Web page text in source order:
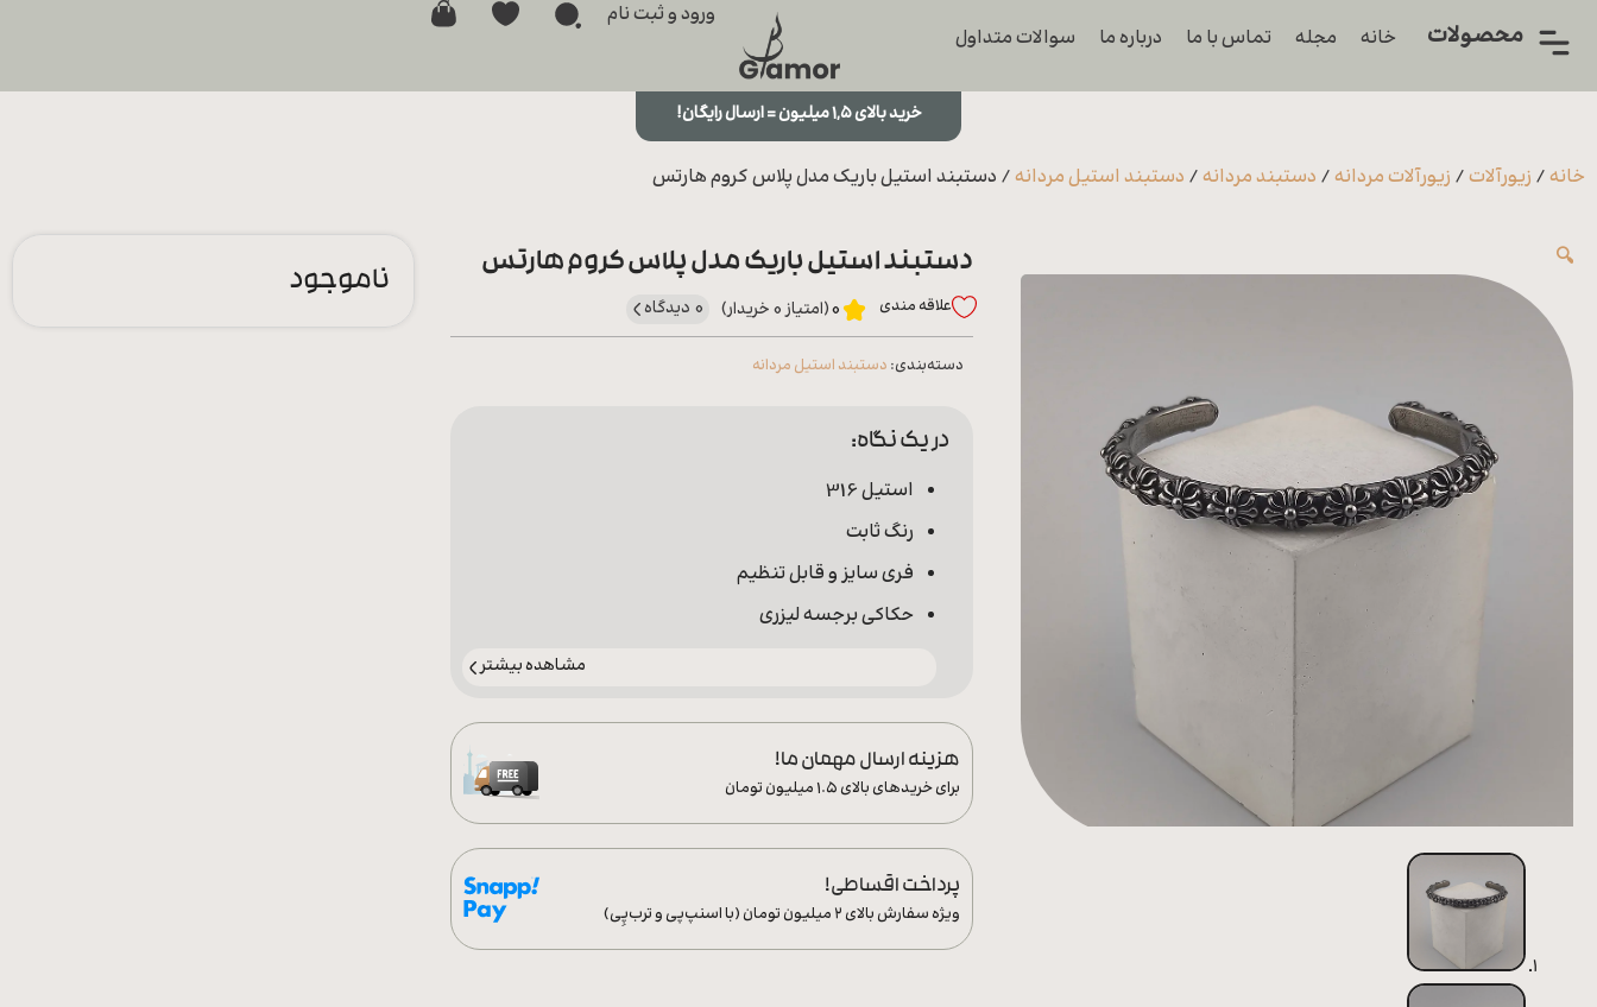
محصولات
زیورآلات
ورشو
محصولات خانه مجله تماس با ما درباره ما سوالات متداول
ورود و ثبت نام
خرید بالای ۱,۵ میلیون = ارسال رایگان!
خانه/ زیورآلات/ زیورآلات مردانه/ دستبند مردانه/ دستبند استیل مردانه/ دستبند استیل باریک مدل پلاس کروم هارتس
🔍 دستبند استیل باریک مدل پلاس کروم هارتس
علاقه‌ مندی 0(امتیاز 0 خریدار) 0 دیدگاه
دسته‌بندی: دستبند استیل مردانه
در یک نگاه:
استیل 316
رنگ ثابت
فری سایز و قابل تنظیم
حکاکی برجسه لیزری
مشاهده بیشتر
هزینه ارسال مهمان ما!
برای خریدهای بالای ۱.۵ میلیون تومان
پرداخت اقساطی!
ویژه سفارش‌ بالای ۲ میلیون تومان (با اسنپ‌پی و ترب‌پِی)
ناموجود